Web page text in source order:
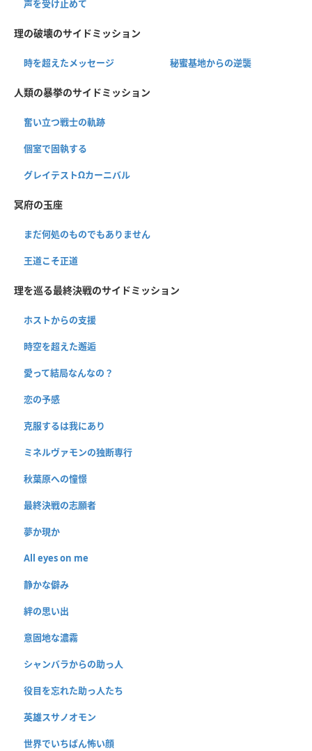
声を受け止めて
理の破壊のサイドミッション
時を超えたメッセージ 秘蜜基地からの逆襲
人類の暴挙のサイドミッション
奮い立つ戦士の軌跡
個室で固執する
グレイテストΩカーニバル
冥府の玉座
まだ何処のものでもありません
王道こそ正道
理を巡る最終決戦のサイドミッション
ホストからの支援
時空を超えた邂逅
愛って結局なんなの？
恋の予感
克服するは我にあり
ミネルヴァモンの独断専行
秋葉原への憧憬
最終決戦の志願者
夢か現か
All eyes on me
静かな僻み
絆の思い出
意固地な濃霧
シャンバラからの助っ人
役目を忘れた助っ人たち
英雄スサノオモン
世界でいちばん怖い顔